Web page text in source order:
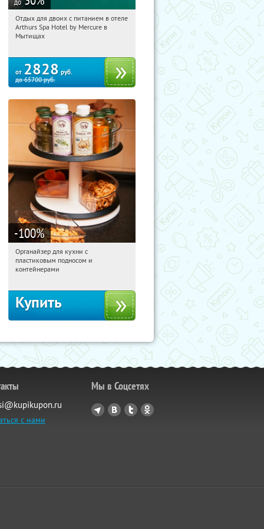
12:47:53
Купи первым!
Московская обл., г. Мытищи, д.
Отдых для двоих с питанием в отеле
Arthurs Spa Hotel by Mercure в
Мытищах
от 2828 руб.
до65700руб.
-100%
12:47:53 Получили:
Россия
Органайзер для кухни с
пластиковым подносом и
контейнерами
Купить
с нами
Мы в Соцсетях